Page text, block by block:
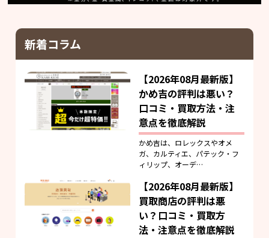
新着コラム
【2026年08月最新版】
かめ吉の評判は悪い？
口コミ・買取方法・注
意点を徹底解説
かめ吉は、ロレックスやオメ
ガ、カルティエ、パテック・フ
ィリップ、オーデ…
【2026年08月最新版】
買取商店の評判は悪
い？口コミ・買取方
法・注意点を徹底解説